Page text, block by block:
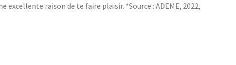
excellente raison de te faire plaisir. *Source : ADEME, 2022,